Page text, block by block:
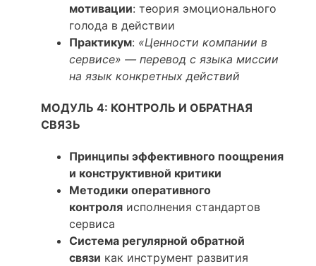
мотивации: теория эмоционального
голода в действии
Практикум: «Ценности компании в
сервисе» — перевод с языка миссии
на язык конкретных действий
МОДУЛЬ 4: КОНТРОЛЬ И ОБРАТНАЯ
СВЯЗЬ
Принципы эффективного поощрения
и конструктивной критики
Методики оперативного
контроля исполнения стандартов
сервиса
Система регулярной обратной
связи как инструмент развития